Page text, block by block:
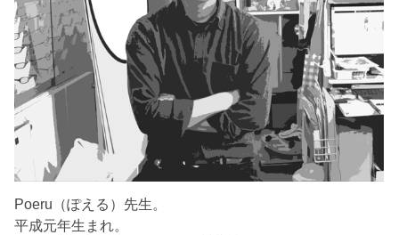
Poeru（ぽえる）先生。
平成元年生まれ。